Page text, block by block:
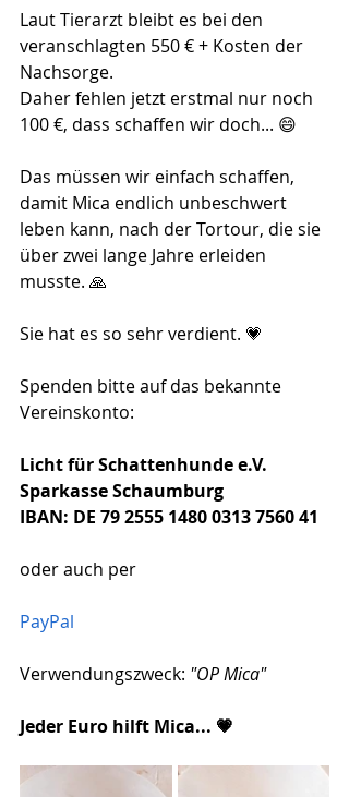
Laut Tierarzt bleibt es bei den
veranschlagten 550 € + Kosten der
Nachsorge.
Daher fehlen jetzt erstmal nur noch
100 €, dass schaffen wir doch... 😄
Das müssen wir einfach schaffen,
damit Mica endlich unbeschwert
leben kann, nach der Tortour, die sie
über zwei lange Jahre erleiden
musste. 🙏
Sie hat es so sehr verdient. 💗
Spenden bitte auf das bekannte
Vereinskonto:
Licht für Schattenhunde e.V.
Sparkasse Schaumburg
IBAN: DE 79 2555 1480 0313 7560 41
oder auch per
PayPal
Verwendungszweck: "OP Mica"
Jeder Euro hilft Mica... 💗